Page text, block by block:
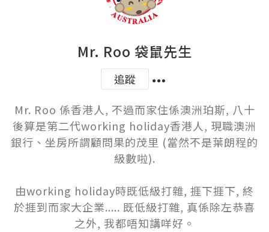
Mr. Roo 袋鼠先生
追蹤
Mr. Roo 係香港人, 不過而家住係澳洲珀斯, 八十
後算是第二代working holiday香港人, 現職澳洲
銀行、坐房所謂顧問果的茂里 (當然不是葉朗程的
級數啦).
由working holiday時既低級打雜, 捱下捱下, 終
於捱到而家大企業..... 既低級打雜, 真係除左恭喜
之外, 我都唔知講咩好。